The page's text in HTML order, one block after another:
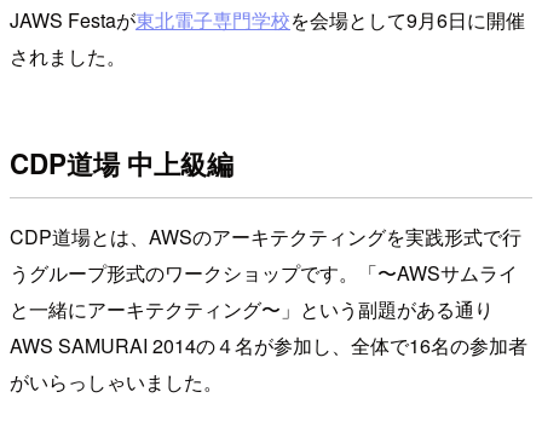
JAWS Festaが東北電子専門学校を会場として9月6日に開催
されました。
CDP道場 中上級編
CDP道場とは、AWSのアーキテクティングを実践形式で行
うグループ形式のワークショップです。「〜AWSサムライ
と一緒にアーキテクティング〜」という副題がある通り
AWS SAMURAI 2014の４名が参加し、全体で16名の参加者
がいらっしゃいました。